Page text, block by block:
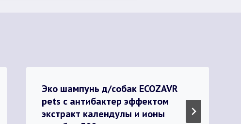
Эко шампунь д/собак ECOZAVR
pets с антибактер эффектом
экстракт календулы и ионы